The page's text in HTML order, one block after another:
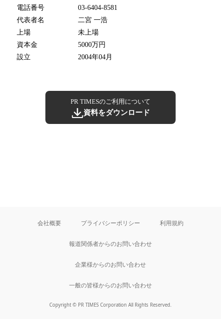
電話番号
03-6404-8581
代表者名
二宮 一浩
上場
未上場
資本金
5000万円
設立
2004年04月
PR TIMESのご利用について
資料をダウンロード
会社概要 プライバシーポリシー 利用規約
報道関係者からのお問い合わせ
企業様からのお問い合わせ
一般の皆様からのお問い合わせ
Copyright © PR TIMES Corporation All Rights Reserved.